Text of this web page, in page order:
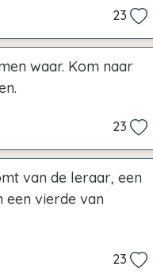
23
waar. Kom naar
23
van de leraar, een
een vierde van
23